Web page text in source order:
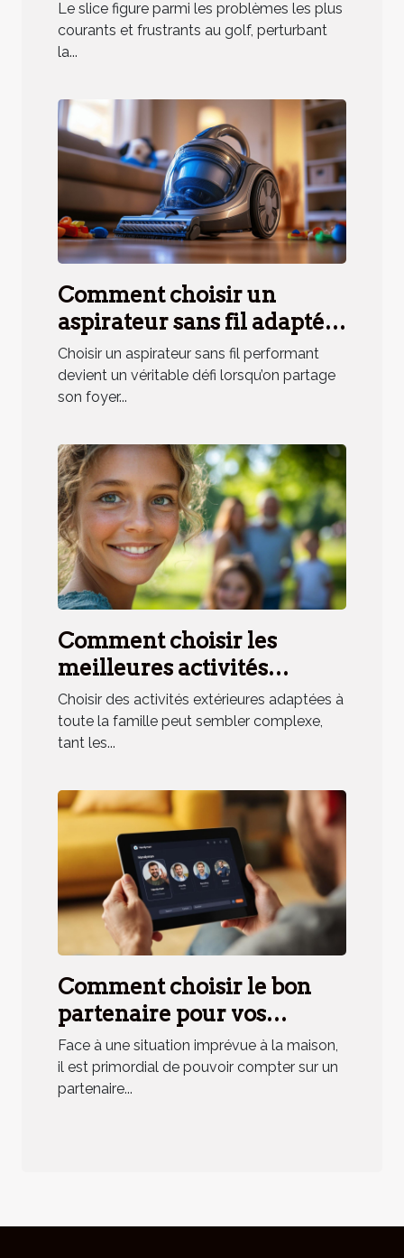
Le slice figure parmi les problèmes les plus
courants et frustrants au golf, perturbant
la...
Comment choisir un
aspirateur sans fil adapté
aux besoins des ménages
avec animaux ?
Choisir un aspirateur sans fil performant
devient un véritable défi lorsqu’on partage
son foyer...
Comment choisir les
meilleures activités
extérieures pour toute la
famille ?
Choisir des activités extérieures adaptées à
toute la famille peut sembler complexe,
tant les...
Comment choisir le bon
partenaire pour vos
urgences domestiques ?
Face à une situation imprévue à la maison,
il est primordial de pouvoir compter sur un
partenaire...